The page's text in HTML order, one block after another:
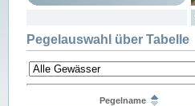
Pegelauswahl über Tabelle
Pegelname